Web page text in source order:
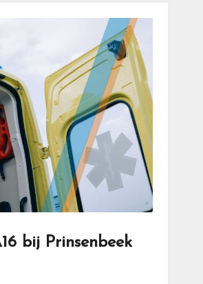
bij Prinsenbeek